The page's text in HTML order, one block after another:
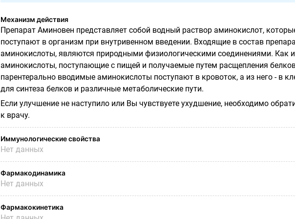
Механизм действия
Препарат Аминовен представляет собой водный раствор аминокислот,
поступают в организм при внутривенном введении. Входящие в состав
аминокислоты, являются природными физиологическими соединениями. Как и
аминокислоты, поступающие с пищей и получаемые путем расщепления
парентерально вводимые аминокислоты поступают в кровоток, а из него - в
для синтеза белков и различные метаболические пути.
Если улучшение не наступило или Вы чувствуете ухудшение, необходимо
к врачу.
Иммунологические свойства
Нет данных
Фармакодинамика
Нет данных
Фармакокинетика